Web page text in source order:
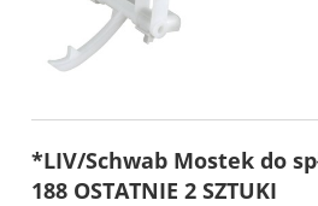
*LIV/Schwab Mostek do
188 OSTATNIE 2 SZTUKI